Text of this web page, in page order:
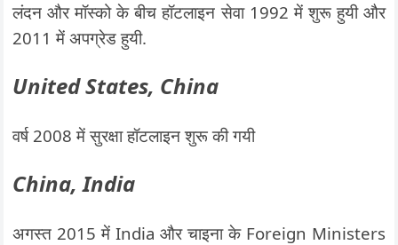
लंदन और मॉस्को के बीच हॉटलाइन सेवा 1992 में शुरू हुयी और
2011 में अपग्रेड हुयी.
United States, China
वर्ष 2008 में सुरक्षा हॉटलाइन शुरू की गयी
China, India
अगस्त 2015 में India और चाइना के Foreign Ministers